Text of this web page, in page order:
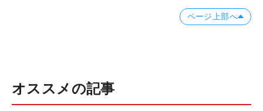
ページ上部へ
オススメの記事